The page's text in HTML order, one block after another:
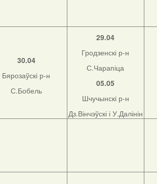
30.04
Бярозаўскі р-н
С.Бобель
29.04
Гродзенскі р-н
С.Чарапіца
05.05
Шчучынскі р-н
Дз.Вінчэўскі і У.Далінін